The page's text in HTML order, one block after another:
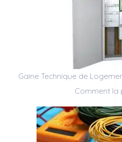
Gaine Technique de
Comment la